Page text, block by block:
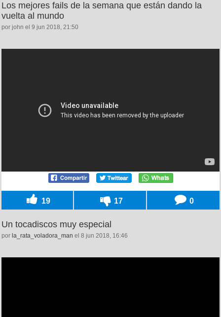
Los mejores fails de la semana que están dando la
vuelta al mundo
por john el 9 jun 2018, 21:50
19 17 0
Un tocadiscos muy especial
por la_rata_voladora_man el 8 jun 2018, 16:46